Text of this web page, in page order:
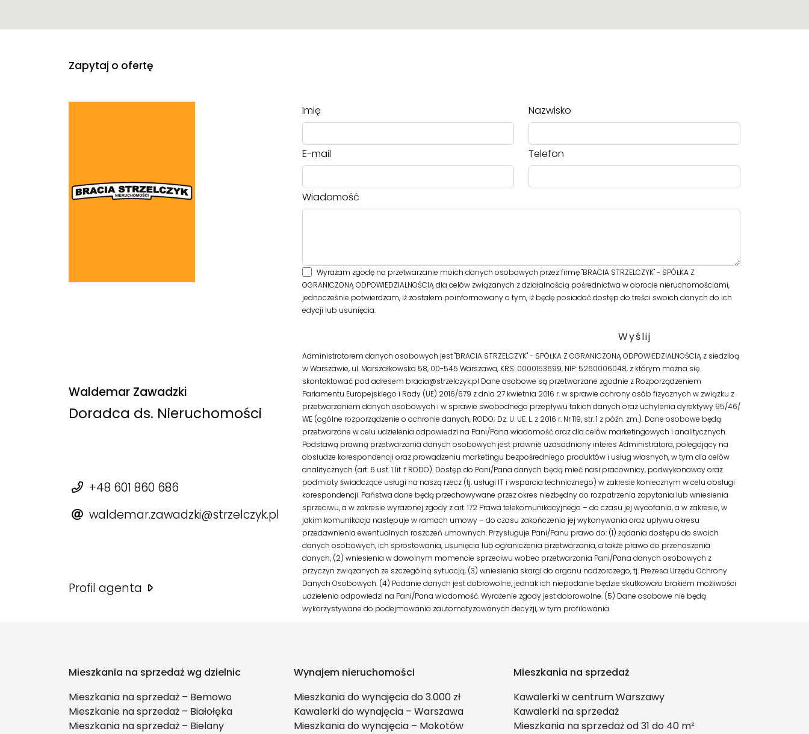
Zapytaj o ofertę
Waldemar Zawadzki
Doradca ds. Nieruchomości
+48 601 860 686
waldemar.zawadzki@strzelczyk.pl
Profil agenta
Imię Nazwisko
E-mail Telefon
Wiadomość
Wyrażam zgodę na przetwarzanie moich danych osobowych przez firmę "BRACIA STRZELCZYK" - SPÓŁKA Z
OGRANICZONĄ ODPOWIEDZIALNOŚCIĄ dla celów związanych z działalnością pośrednictwa w obrocie nieruchomościami,
jednocześnie potwierdzam, iż zostałem poinformowany o tym, iż będę posiadać dostęp do treści swoich danych do ich
edycji lub usunięcia.
Administratorem danych osobowych jest "BRACIA STRZELCZYK" - SPÓŁKA Z OGRANICZONĄ ODPOWIEDZIALNOŚCIĄ z siedzibą
w Warszawie, ul. Marszałkowska 58, 00-545 Warszawa, KRS: 0000153699, NIP: 5260006048, z którym można się
skontaktować pod adresem bracia@strzelczyk.pl Dane osobowe są przetwarzane zgodnie z Rozporządzeniem
Parlamentu Europejskiego i Rady (UE) 2016/679 z dnia 27 kwietnia 2016 r. w sprawie ochrony osób fizycznych w związku z
przetwarzaniem danych osobowych i w sprawie swobodnego przepływu takich danych oraz uchylenia dyrektywy 95/46/
WE (ogólne rozporządzenie o ochronie danych, RODO; Dz. U. UE. L. z 2016 r. Nr 119, str. 1 z późn. zm.). Dane osobowe będą
przetwarzane w celu udzielenia odpowiedzi na Pani/Pana wiadomość oraz dla celów marketingowych i analitycznych.
Podstawą prawną przetwarzania danych osobowych jest prawnie uzasadniony interes Administratora, polegający na
obsłudze korespondencji oraz prowadzeniu marketingu bezpośredniego produktów i usług własnych, w tym dla celów
analitycznych (art. 6 ust. 1 lit. f RODO). Dostęp do Pani/Pana danych będą mieć nasi pracownicy, podwykonawcy oraz
podmioty świadczące usługi na naszą rzecz (tj. usługi IT i wsparcia technicznego) w zakresie koniecznym w celu obsługi
korespondencji. Państwa dane będą przechowywane przez okres niezbędny do rozpatrzenia zapytania lub wniesienia
sprzeciwu, a w zakresie wyrażonej zgody z art. 172 Prawa telekomunikacyjnego – do czasu jej wycofania, a w zakresie, w
jakim komunikacja następuje w ramach umowy – do czasu zakończenia jej wykonywania oraz upływu okresu
przedawnienia ewentualnych roszczeń umownych. Przysługuje Pani/Panu prawo do: (1) żądania dostępu do swoich
danych osobowych, ich sprostowania, usunięcia lub ograniczenia przetwarzania, a także prawo do przenoszenia
danych, (2) wniesienia w dowolnym momencie sprzeciwu wobec przetwarzania Pani/Pana danych osobowych z
przyczyn związanych ze szczególną sytuacją, (3) wniesienia skargi do organu nadzorczego, tj. Prezesa Urzędu Ochrony
Danych Osobowych. (4) Podanie danych jest dobrowolne, jednak ich niepodanie będzie skutkowało brakiem możliwości
udzielenia odpowiedzi na Pani/Pana wiadomość. Wyrażenie zgody jest dobrowolne. (5) Dane osobowe nie będą
wykorzystywane do podejmowania zautomatyzowanych decyzji, w tym profilowania.
Mieszkania na sprzedaż wg dzielnic
Mieszkania na sprzedaż – Bemowo
Mieszkanie na sprzedaż – Białołęka
Mieszkania na sprzedaż – Bielany
Wynajem nieruchomości
Mieszkania do wynajęcia do 3.000 zł
Kawalerki do wynajęcia – Warszawa
Mieszkania do wynajęcia – Mokotów
Mieszkania na sprzedaż
Kawalerki w centrum Warszawy
Kawalerki na sprzedaż
Mieszkania na sprzedaż od 31 do 40 m²